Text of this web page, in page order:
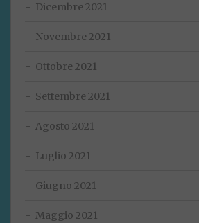
Dicembre 2021
Novembre 2021
Ottobre 2021
Settembre 2021
Agosto 2021
Luglio 2021
Giugno 2021
Maggio 2021